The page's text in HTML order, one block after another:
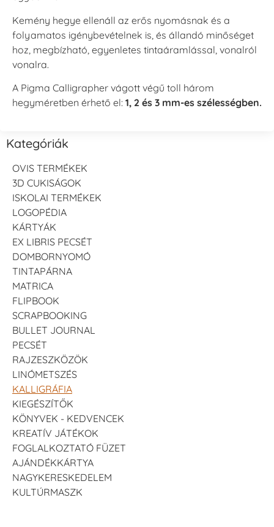
Kemény hegye ellenáll az erős nyomásnak és a
folyamatos igénybevételnek is, és állandó minőséget
hoz, megbízható, egyenletes tintaáramlással, vonalról
vonalra.
A Pigma Calligrapher vágott végű toll három
hegyméretben érhető el: 1, 2 és 3 mm-es szélességben.
Kategóriák
OVIS TERMÉKEK
3D CUKISÁGOK
ISKOLAI TERMÉKEK
LOGOPÉDIA
KÁRTYÁK
EX LIBRIS PECSÉT
DOMBORNYOMÓ
TINTAPÁRNA
MATRICA
FLIPBOOK
SCRAPBOOKING
BULLET JOURNAL
PECSÉT
RAJZESZKÖZÖK
LINÓMETSZÉS
KALLIGRÁFIA
KIEGÉSZÍTŐK
KÖNYVEK - KEDVENCEK
KREATÍV JÁTÉKOK
FOGLALKOZTATÓ FÜZET
AJÁNDÉKKÁRTYA
NAGYKERESKEDELEM
KULTÚRMASZK